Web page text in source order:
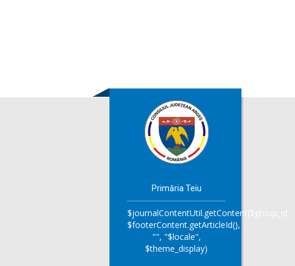
Primăria Teiu
$journalContentUtil.getContent($group_id,
$footerContent.getArticleId(),
"", "$locale",
$theme_display)